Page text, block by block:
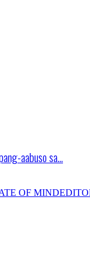
aabuso sa…
OF MIND